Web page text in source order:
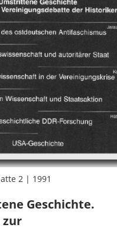
2 | 1991
Geschichte.
zur